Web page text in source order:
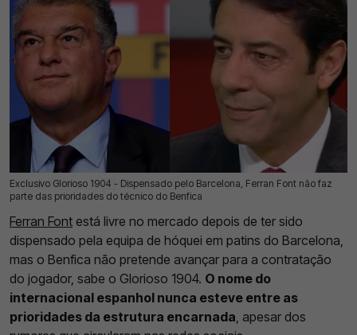
Exclusivo Glorioso 1904 - Dispensado pelo Barcelona, Ferran Font não faz
parte das prioridades do técnico do Benfica
05 Jul 2026 | 03:00 | 0
Ferran Font está livre no mercado depois de ter sido
dispensado pela equipa de hóquei em patins do Barcelona,
mas o Benfica não pretende avançar para a contratação
do jogador, sabe o Glorioso 1904. O nome do
internacional espanhol nunca esteve entre as
prioridades da estrutura encarnada , apesar dos